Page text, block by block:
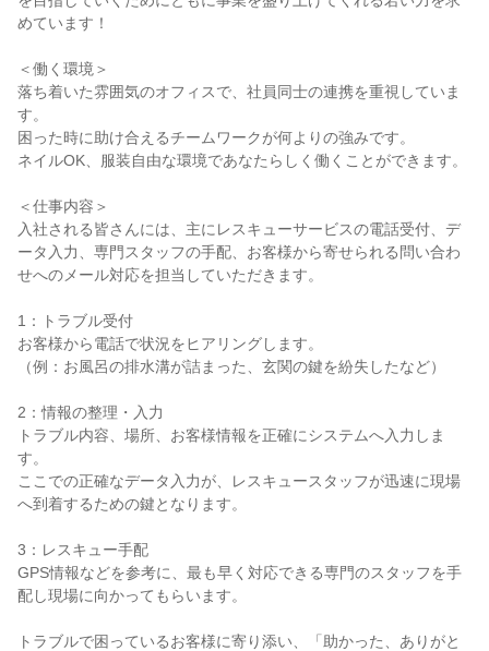
めています！
＜働く環境＞
落ち着いた雰囲気のオフィスで、社員同士の連携を重視していま
す。
困った時に助け合えるチームワークが何よりの強みです。
ネイルOK、服装自由な環境であなたらしく働くことができます。
＜仕事内容＞
入社される皆さんには、主にレスキューサービスの電話受付、デ
ータ入力、専門スタッフの手配、お客様から寄せられる問い合わ
せへのメール対応を担当していただきます。
1：トラブル受付
お客様から電話で状況をヒアリングします。
（例：お風呂の排水溝が詰まった、玄関の鍵を紛失したなど）
2：情報の整理・入力
トラブル内容、場所、お客様情報を正確にシステムへ入力しま
す。
ここでの正確なデータ入力が、レスキュースタッフが迅速に現場
へ到着するための鍵となります。
3：レスキュー手配
GPS情報などを参考に、最も早く対応できる専門のスタッフを手
配し現場に向かってもらいます。
トラブルで困っているお客様に寄り添い、「助かった、ありがと